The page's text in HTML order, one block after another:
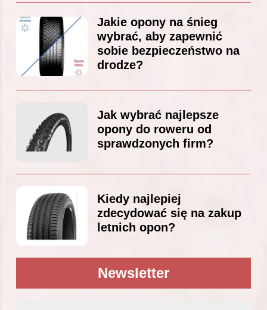
Jakie opony na śnieg
wybrać, aby zapewnić
sobie bezpieczeństwo na
drodze?
Jak wybrać najlepsze
opony do roweru od
sprawdzonych firm?
Kiedy najlepiej
zdecydować się na zakup
letnich opon?
Newsletter